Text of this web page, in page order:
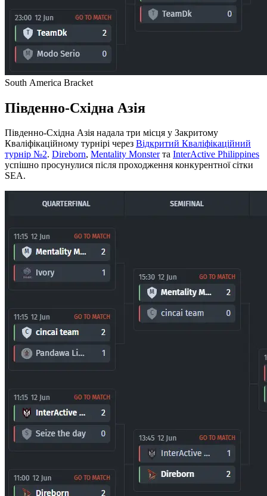
South America Bracket
Південно-Східна Азія
Південно-Східна Азія надала три місця у Закритому
Кваліфікаційному турнірі через Відкритий Кваліфікаційний
турнір №2. Direborn, Mentality Monsterта InterActive Philippines
успішно просунулися після проходження конкурентної сітки
SEA.